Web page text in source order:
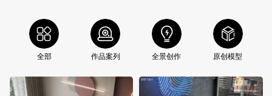
全部 作品案列 全景创作 原创模型